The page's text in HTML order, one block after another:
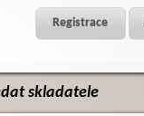
Registrace